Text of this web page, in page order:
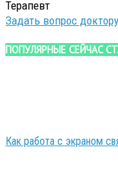
Терапевт
Задать вопрос доктору
ПОПУЛЯРНЫЕ СЕЙЧАС
Как работа с экраном